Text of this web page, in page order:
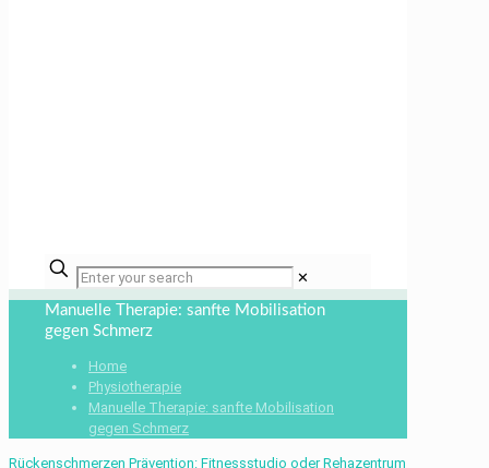
✕
Manuelle Therapie: sanfte Mobilisation
gegen Schmerz
Home
Physiotherapie
Manuelle Therapie: sanfte Mobilisation
gegen Schmerz
Rückenschmerzen Prävention: Fitnessstudio oder Rehazentrum